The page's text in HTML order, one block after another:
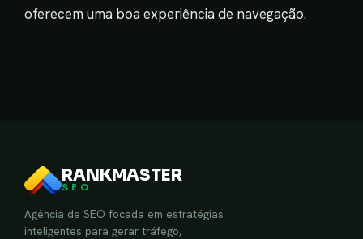
oferecem uma boa experiência de navegação.
RANKMASTER
SEO
Agência de SEO focada em estratégias
inteligentes para gerar tráfego,